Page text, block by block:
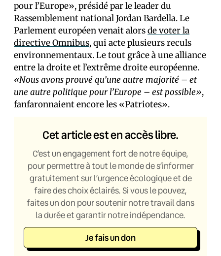
pour l’Europe», présidé par le leader du
Rassemblement national Jordan Bardella. Le
Parlement européen venait alorsde voter la
directive Omnibus, qui acte plusieurs reculs
environnementaux. Le tout grâce à une alliance
entre la droite et l’extrême droite européenne.
«Nous avons prouvé qu’une autre majorité – et
une autre politique pour l’Europe – est possible»,
fanfaronnaient encore les «Patriotes».
Cet article est en accès libre.
C’est un engagement fort de notre équipe,
pour permettre à tout le monde de s’informer
gratuitement sur l’urgence écologique et de
faire des choix éclairés. Si vous le pouvez,
faites un don pour soutenir notre travail dans
la durée et garantir notre indépendance.
Je fais un don